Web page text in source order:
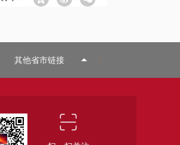
其他省市链接